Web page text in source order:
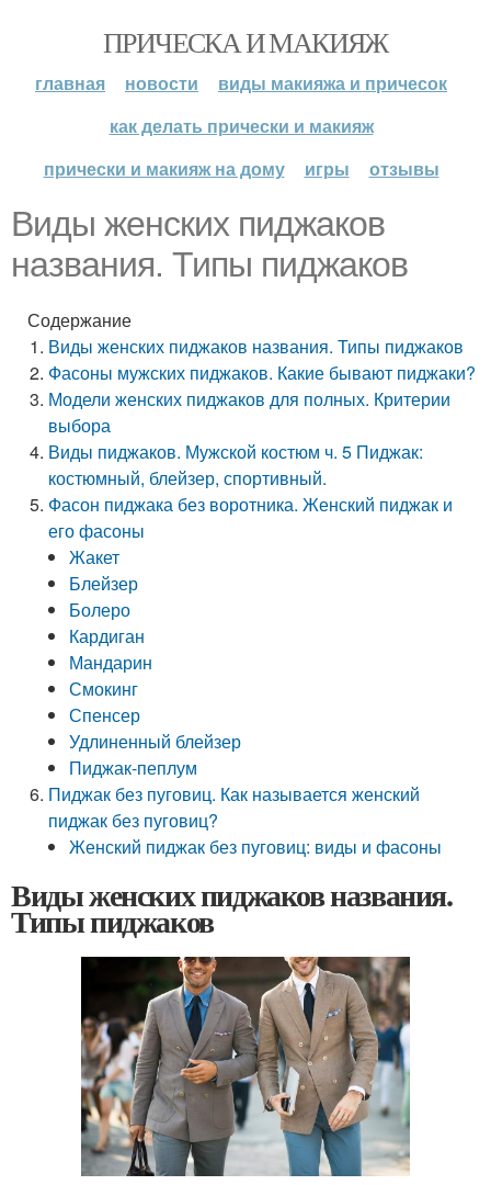
ПРИЧЕСКА И МАКИЯЖ
главная новости
виды макияжа и причесок
как делать прически и макияж
прически и макияж на дому
игры отзывы
Виды женских пиджаков
названия. Типы пиджаков
Содержание
Виды женских пиджаков названия. Типы пиджаков
Фасоны мужских пиджаков. Какие бывают пиджаки?
Модели женских пиджаков для полных. Критерии
выбора
Виды пиджаков. Мужской костюм ч. 5 Пиджак:
костюмный, блейзер, спортивный.
Фасон пиджака без воротника. Женский пиджак и
его фасоны
Жакет
Блейзер
Болеро
Кардиган
Мандарин
Смокинг
Спенсер
Удлиненный блейзер
Пиджак-пеплум
Пиджак без пуговиц. Как называется женский
пиджак без пуговиц?
Женский пиджак без пуговиц: виды и фасоны
Виды женских пиджаков названия.
Типы пиджаков